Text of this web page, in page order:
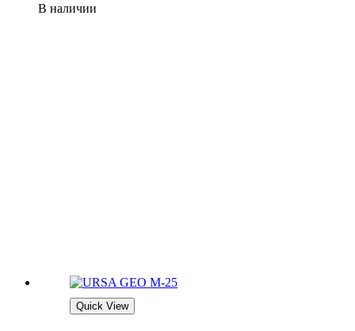
В наличии
Quick View